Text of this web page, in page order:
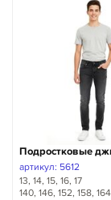
Подростковые
артикул: 5612
13, 14, 15, 16, 17
140, 146, 152, 158, 164